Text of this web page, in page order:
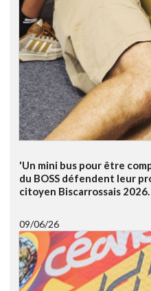
'Un mini bus pour être
du BOSS défendent leur
citoyen Biscarrossais 2026.
09/06/26